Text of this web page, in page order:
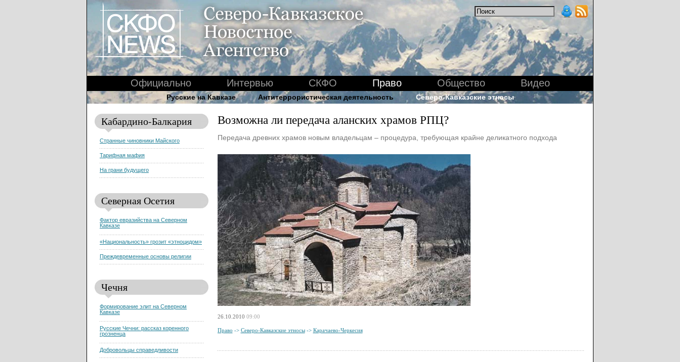
Официально Интервью СКФО Право Общество Видео
Русские на Кавказе Антитеррористическая деятельность Северо-Кавказские этносы
Кабардино-Балкария
Странные чиновники Майского
Тарифная мафия
На грани будущего
Северная Осетия
Фактор евразийства на Северном
Кавказе
«Национальность» грозит «этноцидом»
Преждевременные основы религии
Чечня
Формирование элит на Северном
Кавказе
Русские Чечни: рассказ коренного
грозненца
Добровольцы справедливости
Возможна ли передача аланских храмов РПЦ?
Передача древних храмов новым владельцам – процедура, требующая крайне деликатного подхода
26.10.2010 09:00
Право -> Северо-Кавказские этносы -> Карачаево-Черкесия